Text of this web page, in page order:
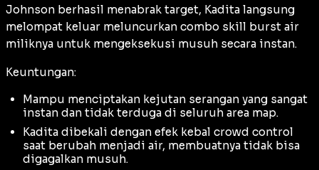
Johnson berhasil menabrak target, Kadita langsung
melompat keluar meluncurkan combo skill burst air
miliknya untuk mengeksekusi musuh secara instan.
Keuntungan:
Mampu menciptakan kejutan serangan yang sangat
instan dan tidak terduga di seluruh area map.
Kadita dibekali dengan efek kebal crowd control
saat berubah menjadi air, membuatnya tidak bisa
digagalkan musuh.